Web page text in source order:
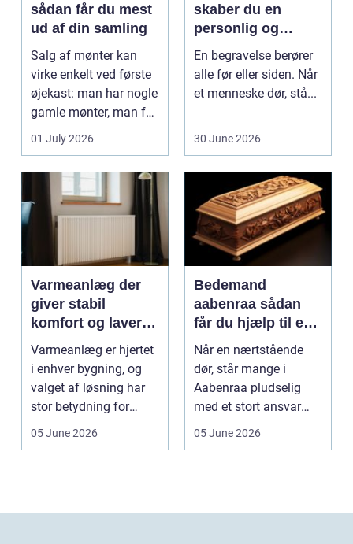
sådan får du mest
ud af din samling
Salg af mønter kan
virke enkelt ved første
øjekast: man har nogle
gamle mønter, man får
dem vurderet...
01 July 2026
skaber du en
personlig og
respektfuld afsked
En begravelse berører
alle før eller siden. Når
et menneske dør, stå...
30 June 2026
Varmeanlæg der
giver stabil
komfort og lavere
energiregning
Varmeanlæg er hjertet
i enhver bygning, og
valget af løsning har
stor betydning for
b&a...
05 June 2026
Bedemand
aabenraa sådan
får du hjælp til en
værdig afsked
Når en nærtstående
dør, står mange i
Aabenraa pludselig
med et stort ansvar
midt i sorgen.
05 June 2026